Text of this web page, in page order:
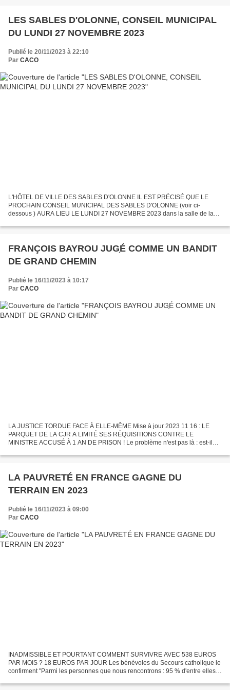
LES SABLES D'OLONNE, CONSEIL MUNICIPAL
DU LUNDI 27 NOVEMBRE 2023
Publié le 20/11/2023 à 22:10
Par CACO
L'HÔTEL DE VILLE DES SABLES D'OLONNE IL EST PRÉCISÉ QUE LE
PROCHAIN CONSEIL MUNICIPAL DES SABLES D'OLONNE (voir ci-
dessous ) AURA LIEU LE LUNDI 27 NOVEMBRE 2023 dans la salle de la
Jean...
FRANÇOIS BAYROU JUG֤É COMME UN BANDIT
DE GRAND CHEMIN
Publié le 16/11/2023 à 10:17
Par CACO
LA JUSTICE TORDUE FACE À ELLE-MÊME Mise à jour 2023 11 16 : LE
PARQUET DE LA CJR A LIMITÉ SES RÉQUISITIONS CONTRE LE
MINISTRE ACCUSÉ À 1 AN DE PRISON ! Le problème n'est pas là : est-il
LA PAUVRETÉ EN FRANCE GAGNE DU
TERRAIN EN 2023
Publié le 16/11/2023 à 09:00
Par CACO
INADMISSIBLE ET POURTANT COMMENT SURVIVRE AVEC 538 EUROS
PAR MOIS ? 18 EUROS PAR JOUR Les bénévoles du Secours catholique le
confirment "Parmi les personnes que nous rencontrons : 95 % d'entre elles